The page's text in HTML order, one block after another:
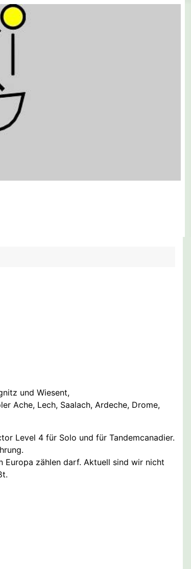
und Wiesent,
Ache, Lech, Saalach, Ardeche, Drome,
Level 4 für Solo und für Tandemcanadier.
Europa zählen darf. Aktuell sind wir nicht